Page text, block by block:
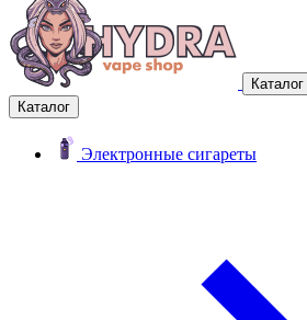
Каталог
Каталог
Электронные сигареты